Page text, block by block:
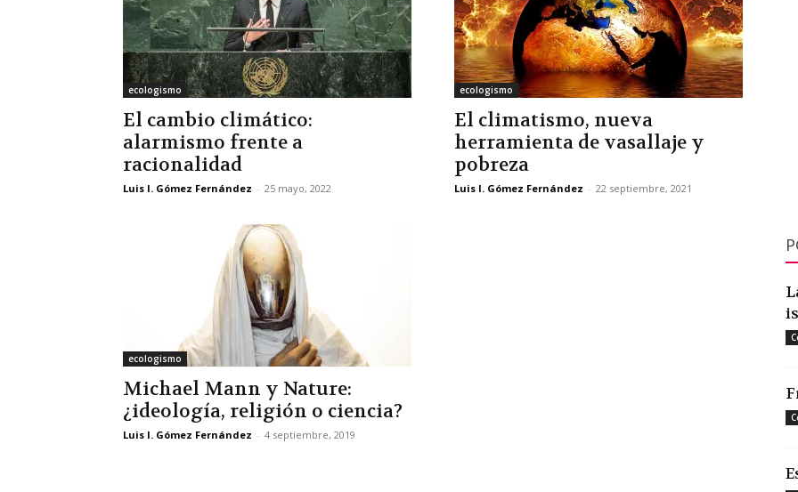
ecologismo
El cambio climático:
alarmismo frente a
racionalidad
Luis I. Gómez Fernández - 25 mayo, 2022
ecologismo
El climatismo, nueva
herramienta de vasallaje y
pobreza
Luis I. Gómez Fernández - 22 septiembre, 2021
ecologismo
Michael Mann y Nature:
¿ideología, religión o ciencia?
Luis I. Gómez Fernández - 4 septiembre, 2019